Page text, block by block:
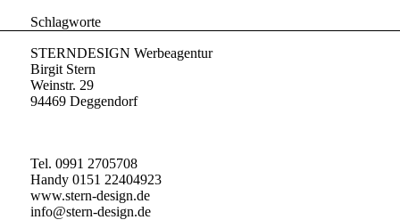
Schlagworte
STERNDESIGN Werbeagentur
Birgit Stern
Weinstr. 29
94469 Deggendorf
Tel. 0991 2705708
Handy 0151 22404923
www.stern-design.de
info@stern-design.de